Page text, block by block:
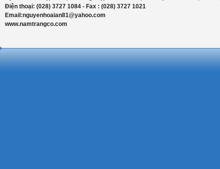
Điện thoại: (028) 3727 1084 - Fax : (028) 3727 1021
Email:nguyenhoaian81@yahoo.com
www.namtrangco.com